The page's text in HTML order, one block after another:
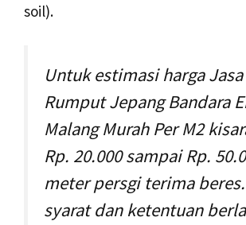
soil).
Untuk estimasi harga Jasa
Rumput Jepang Bandara
Malang Murah Per M2
Rp. 20.000 sampai Rp.
meter persgi terima
syarat dan ketentuan